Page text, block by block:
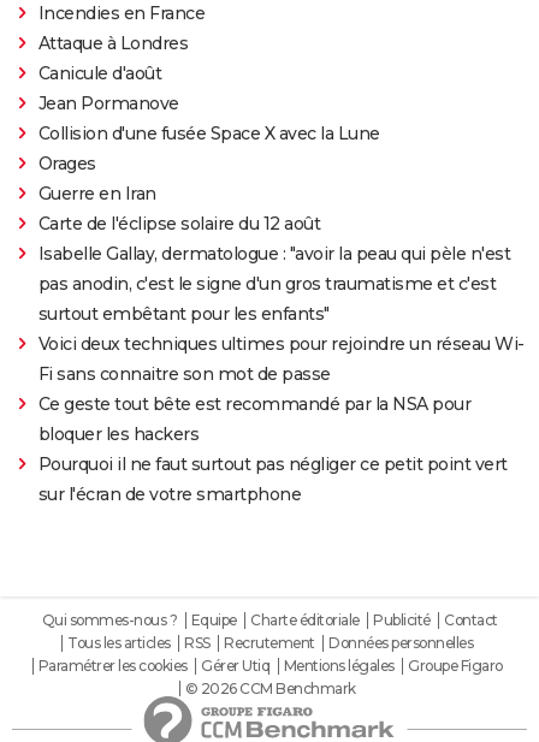
Incendies en France
Attaque à Londres
Canicule d'août
Jean Pormanove
Collision d'une fusée Space X avec la Lune
Orages
Guerre en Iran
Carte de l'éclipse solaire du 12 août
Isabelle Gallay, dermatologue : "avoir la peau qui pèle n'est
pas anodin, c'est le signe d'un gros traumatisme et c'est
surtout embêtant pour les enfants"
Voici deux techniques ultimes pour rejoindre un réseau Wi-
Fi sans connaitre son mot de passe
Ce geste tout bête est recommandé par la NSA pour
bloquer les hackers
Pourquoi il ne faut surtout pas négliger ce petit point vert
sur l'écran de votre smartphone
Qui sommes-nous ? Equipe Charte éditoriale Publicité
Contact
Tous les articles
RSS Recrutement
Données personnelles
Paramétrer les cookies
Gérer Utiq Mentions légales
Groupe Figaro
© 2026 CCM Benchmark